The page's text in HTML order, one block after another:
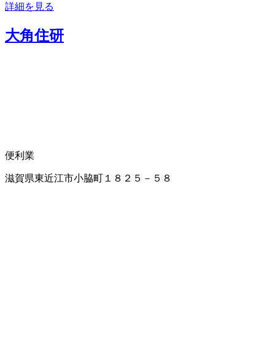
詳細を見る
大角住研
便利業
滋賀県東近江市小脇町１８２５－５８